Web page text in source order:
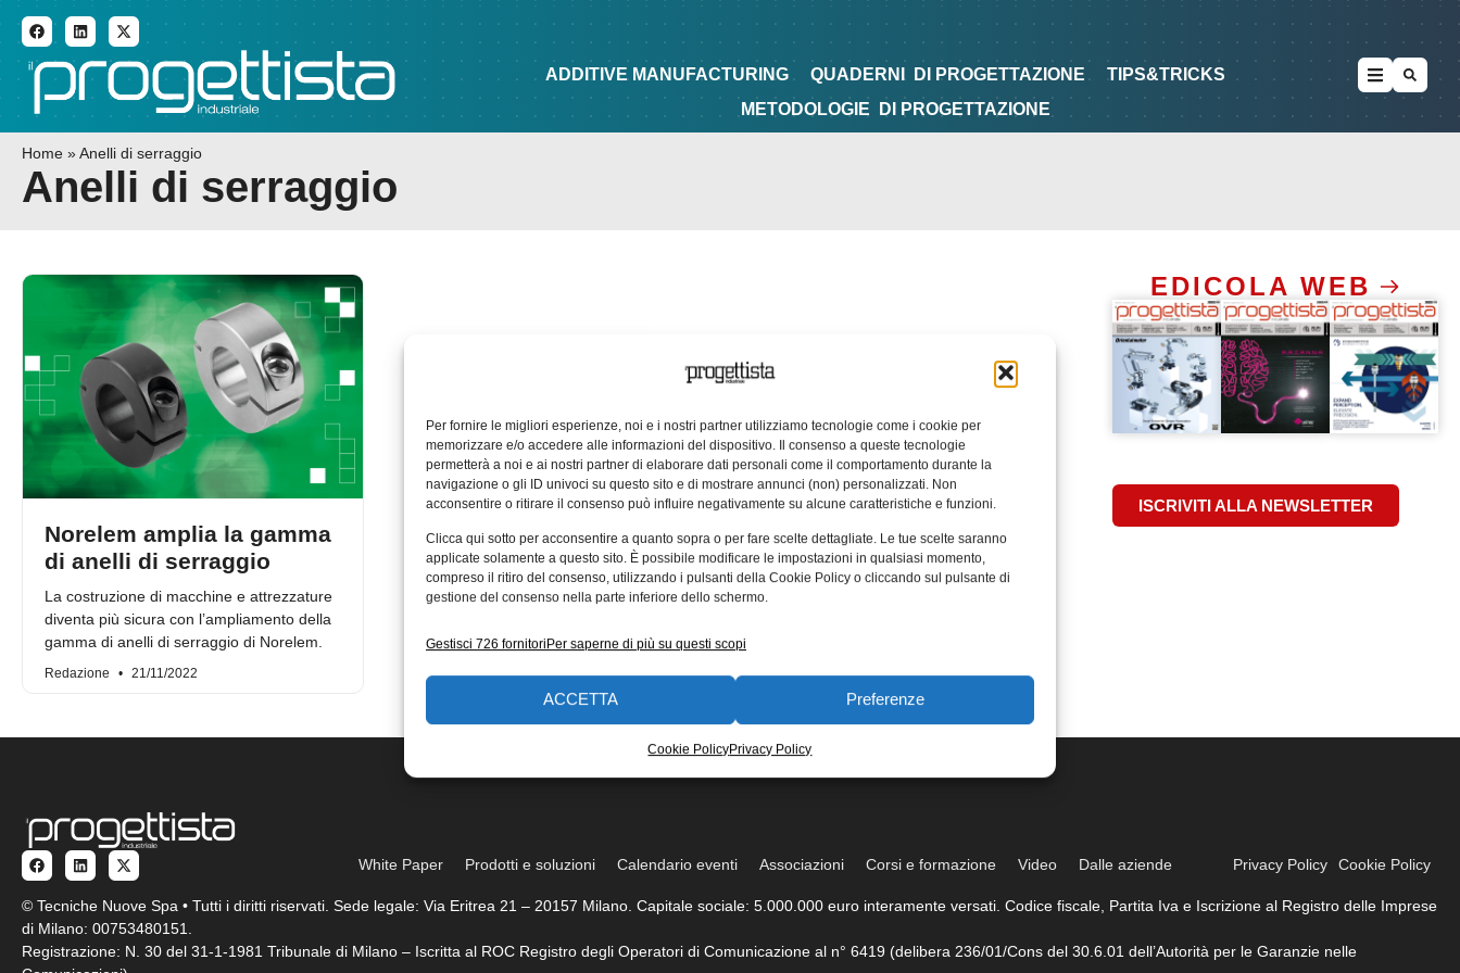
Per fornire le migliori esperienze, noi e i nostri partner utilizziamo tecnologie come i cookie per
memorizzare e/o accedere alle informazioni del dispositivo. Il consenso a queste tecnologie
permetterà a noi e ai nostri partner di elaborare dati personali come il comportamento durante la
navigazione o gli ID univoci su questo sito e di mostrare annunci (non) personalizzati. Non
acconsentire o ritirare il consenso può influire negativamente su alcune caratteristiche e funzioni.
Clicca qui sotto per acconsentire a quanto sopra o per fare scelte dettagliate. Le tue scelte saranno
applicate solamente a questo sito. È possibile modificare le impostazioni in qualsiasi momento,
compreso il ritiro del consenso, utilizzando i pulsanti della Cookie Policy o cliccando sul pulsante di
gestione del consenso nella parte inferiore dello schermo.
Gestisci 726 fornitoriPer saperne di più su questi scopi
ACCETTA Preferenze
Cookie PolicyPrivacy Policy
ADDITIVE MANUFACTURING QUADERNI DI PROGETTAZIONE TIPS&TRICKS METODOLOGIE DI PROGETTAZIONE
ADDITIVE MANUFACTURING QUADERNI DI PROGETTAZIONE
TIPS&TRICKS
METODOLOGIE
DI PROGETTAZIONE
Home » Anelli di serraggio
Anelli di serraggio
Norelem amplia la gamma
di anelli di serraggio
La costruzione di macchine e attrezzature
diventa più sicura con l’ampliamento della
gamma di anelli di serraggio di Norelem.
Redazione 21/11/2022
EDICOLA WEB
ISCRIVITI ALLA NEWSLETTER
White Paper Prodotti e soluzioni Calendario eventi Associazioni Corsi e formazione Video Dalle aziende Privacy Policy Cookie Policy
© Tecniche Nuove Spa • Tutti i diritti riservati. Sede legale: Via Eritrea 21 – 20157 Milano. Capitale sociale: 5.000.000 euro interamente versati. Codice fiscale, Partita Iva e Iscrizione al Registro delle Imprese
di Milano: 00753480151.
Registrazione: N. 30 del 31-1-1981 Tribunale di Milano – Iscritta al ROC Registro degli Operatori di Comunicazione al n° 6419 (delibera 236/01/Cons del 30.6.01 dell’Autorità per le Garanzie nelle